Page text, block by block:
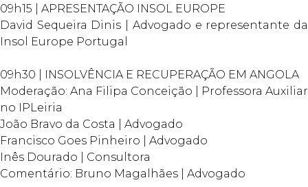
09h15 | APRESENTAÇÃO INSOL EUROPE
David Sequeira Dinis | Advogado e representante da
Insol Europe Portugal
09h30 | INSOLVÊNCIA E RECUPERAÇÃO EM ANGOLA
Moderação: Ana Filipa Conceição | Professora Auxiliar
no IPLeiria
João Bravo da Costa | Advogado
Francisco Goes Pinheiro | Advogado
Inês Dourado | Consultora
Comentário: Bruno Magalhães | Advogado